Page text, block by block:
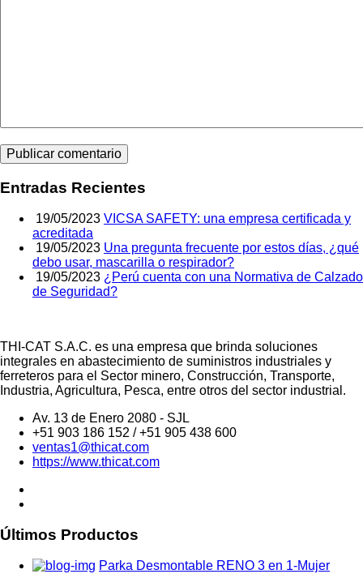
Entradas Recientes
19/05/2023 VICSA SAFETY: una empresa certificada y
acreditada
19/05/2023 Una pregunta frecuente por estos días, ¿qué
debo usar, mascarilla o respirador?
19/05/2023 ¿Perú cuenta con una Normativa de Calzado
de Seguridad?
THI-CAT S.A.C. es una empresa que brinda soluciones
integrales en abastecimiento de suministros industriales y
ferreteros para el Sector minero, Construcción, Transporte,
Industria, Agricultura, Pesca, entre otros del sector industrial.
Av. 13 de Enero 2080 - SJL
+51 903 186 152 / +51 905 438 600
ventas1@thicat.com
https://www.thicat.com
Últimos Productos
Parka Desmontable RENO 3 en 1-Mujer